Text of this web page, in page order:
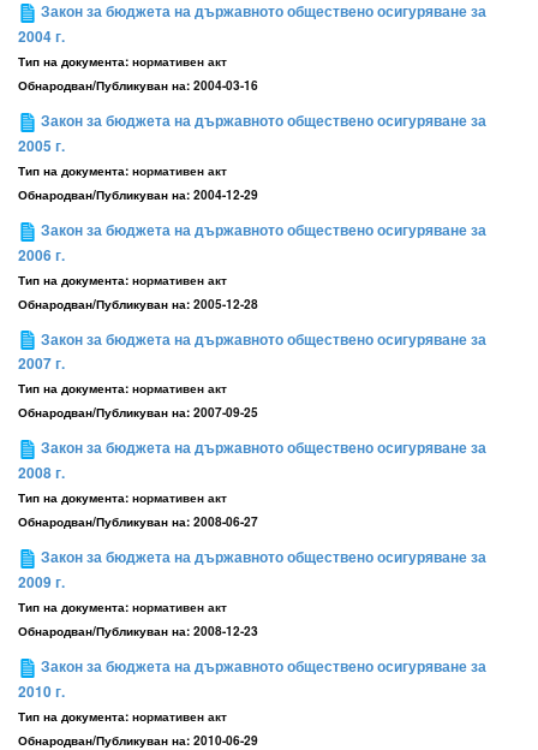
Закон за бюджета на държавното обществено осигуряване за
2004 г.
Тип на документа: нормативен акт
Обнародван/Публикуван на: 2004-03-16
Закон за бюджета на държавното обществено осигуряване за
2005 г.
Тип на документа: нормативен акт
Обнародван/Публикуван на: 2004-12-29
Закон за бюджета на държавното обществено осигуряване за
2006 г.
Тип на документа: нормативен акт
Обнародван/Публикуван на: 2005-12-28
Закон за бюджета на държавното обществено осигуряване за
2007 г.
Тип на документа: нормативен акт
Обнародван/Публикуван на: 2007-09-25
Закон за бюджета на държавното обществено осигуряване за
2008 г.
Тип на документа: нормативен акт
Обнародван/Публикуван на: 2008-06-27
Закон за бюджета на държавното обществено осигуряване за
2009 г.
Тип на документа: нормативен акт
Обнародван/Публикуван на: 2008-12-23
Закон за бюджета на държавното обществено осигуряване за
2010 г.
Тип на документа: нормативен акт
Обнародван/Публикуван на: 2010-06-29